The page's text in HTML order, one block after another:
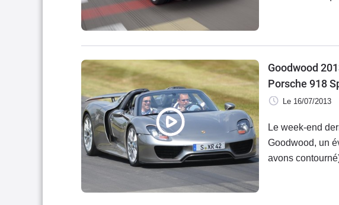
l'entendre hurler.
Goodwood
Porsche 918
Le 16/07/2013
Le week-end
Goodwood, un
avons